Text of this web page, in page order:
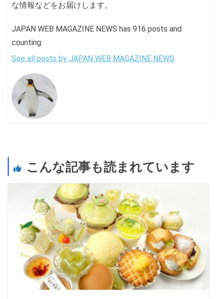
な情報などをお届けします。
JAPAN WEB MAGAZINE NEWS has 916 posts and
counting.
See all posts by JAPAN WEB MAGAZINE NEWS
こんな記事も読まれています